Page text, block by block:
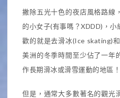
撇除五光十色的夜店風格路線
的小女子(有事嗎？XDDD)，
歡的就是去滑冰(Ice skating)
美洲的冬季時間至少佔了一年
作長期滑冰或滑雪運動的地區！
但是，通常大多數著名的觀光